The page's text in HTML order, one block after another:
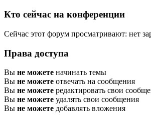
Кто сейчас на конференции
Сейчас этот форум просматривают: нет
Права доступа
Вы не можете начинать темы
Вы не можете отвечать на сообщения
Вы не можете редактировать свои
Вы не можете удалять свои сообщения
Вы не можете добавлять вложения